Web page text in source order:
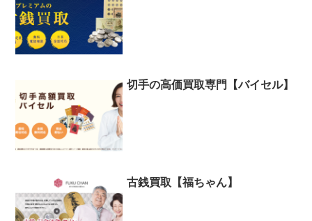
切手の高価買取専門【バイセル】
古銭買取【福ちゃん】